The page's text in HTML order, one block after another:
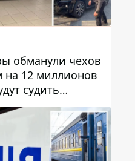
обманули чехов
на 12 миллионов
судить
организацию